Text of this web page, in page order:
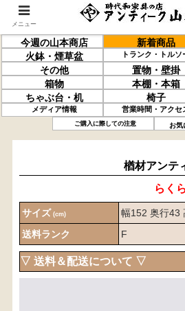
今週の山本商店 新着商品
火鉢・煙草盆 トランク・トルソ
その他 置物・壁掛
箱物
本棚・本箱
ちゃぶ台・机
椅子
メディア情報 営業時間・アクセ
ご購入に際しての注意 お気
アンティークベンチチェアー
楢材アンテ
らく
サイズ (cm)
幅152 奥行43
送料ランク
F
▽ 送料＆配送について ▽
メニュー